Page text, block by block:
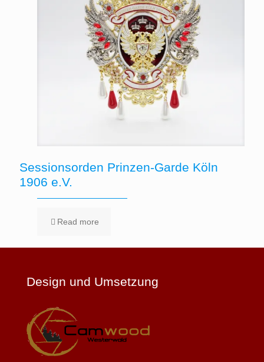
Sessionsorden Prinzen-Garde Köln
1906 e.V.
Read more
Design und Umsetzung